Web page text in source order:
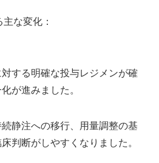
な変化：
する明確な投与レジメンが確
が進みました。
静注への移行、用量調整の基
判断がしやすくなりました。